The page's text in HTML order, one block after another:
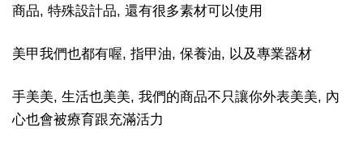
商品, 特殊設計品, 還有很多素材可以使用
美甲我們也都有喔, 指甲油, 保養油, 以及專業器材
手美美, 生活也美美, 我們的商品不只讓你外表美美, 內
心也會被療育跟充滿活力